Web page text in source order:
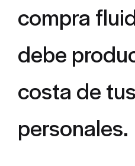
compra
debe
costa de
personales.